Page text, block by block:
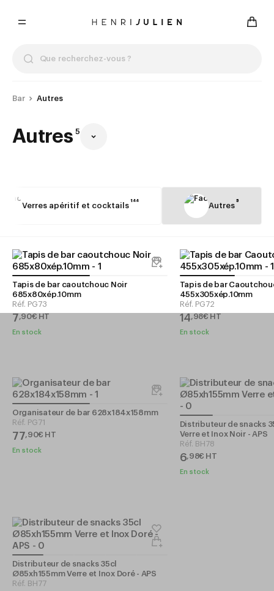
Bar Autres
Autres 5
Verres apéritif et cocktails144 Autres5
Tapis de bar caoutchouc Noir
685x80xép.10mm
Réf. PG73
7,90€ HT
En stock
Tapis de bar
455x305xép.10mm
Réf. PG72
14,98€ HT
En stock
Organisateur de bar 628x184x158mm
Réf. PG71
77,90€ HT
En stock
Distributeur de snacks
Verre et Inox Noir - APS
Réf. BH78
6,98€ HT
En stock
Distributeur de snacks 35cl
Ø85xh155mm Verre et Inox Doré - APS
Réf. BH77